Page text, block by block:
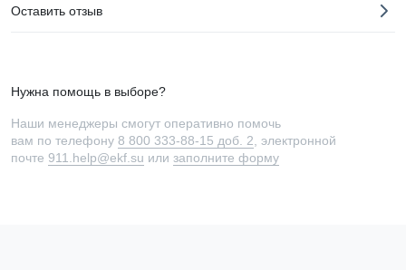
Оставить отзыв
Нужна помощь в выборе?
Наши менеджеры смогут оперативно помочь
вам по телефону 8 800 333-88-15 доб. 2 , электронной
почте 911.help@ekf.su или заполните форму